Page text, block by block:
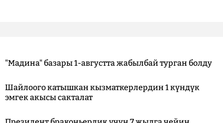
"Мадина" базары 1-августта жабылбай турган болду
Шайлоого катышкан кызматкерлердин 1 күндүк
эмгек акысы сакталат